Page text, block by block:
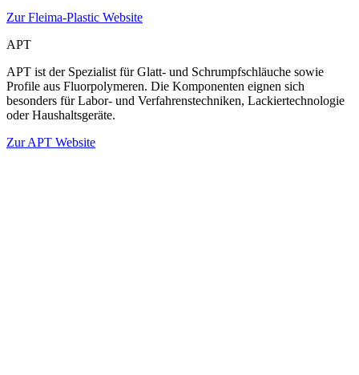
Zur Fleima-Plastic Website
APT
APT ist der Spezialist für Glatt- und Schrumpfschläuche sowie
Profile aus Fluorpolymeren. Die Komponenten eignen sich
besonders für Labor- und Verfahrenstechniken, Lackiertechnologie
oder Haushaltsgeräte.
Zur APT Website